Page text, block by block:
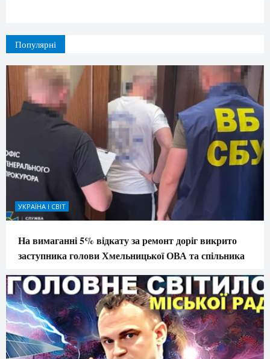
Популярні
УКРАЇНА І СВІТ
На вимаганні 5% відкату за ремонт доріг викрито
заступника голови Хмельницької ОВА та спільника